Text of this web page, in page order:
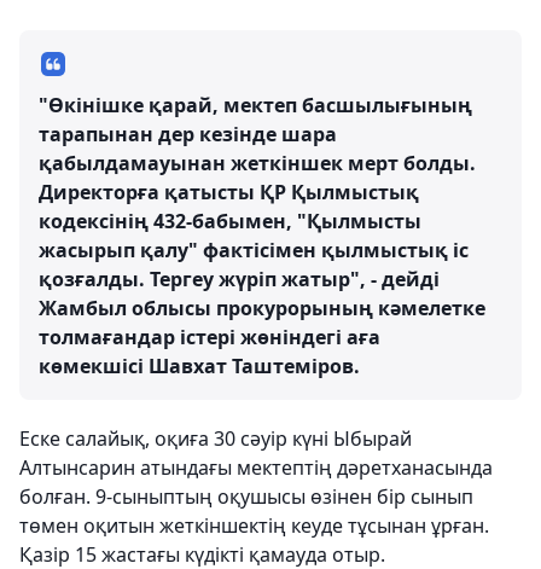
"Өкінішке қарай, мектеп басшылығының
тарапынан дер кезінде шара
қабылдамауынан жеткіншек мерт болды.
Директорға қатысты ҚР Қылмыстық
кодексінің 432-бабымен, "Қылмысты
жасырып қалу" фактісімен қылмыстық іс
қозғалды. Тергеу жүріп жатыр", - дейді
Жамбыл облысы прокурорының кәмелетке
толмағандар істері жөніндегі аға
көмекшісі Шавхат Таштеміров.
Еске салайық, оқиға 30 сәуір күні Ыбырай
Алтынсарин атындағы мектептің дәретханасында
болған. 9-сыныптың оқушысы өзінен бір сынып
төмен оқитын жеткіншектің кеуде тұсынан ұрған.
Қазір 15 жастағы күдікті қамауда отыр.